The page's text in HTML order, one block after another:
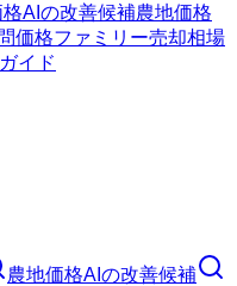
格AIの改善候補農地価格
価格ファミリー売却相場
イド
農地価格AI の改善候補